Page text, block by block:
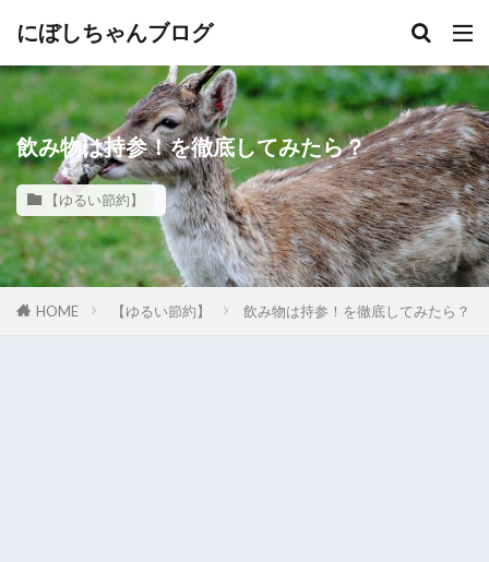
にぼしちゃんブログ
飲み物は持参！を徹底してみたら？
【ゆるい節約】
HOME 【ゆるい節約】 飲み物は持参！を徹底してみたら？